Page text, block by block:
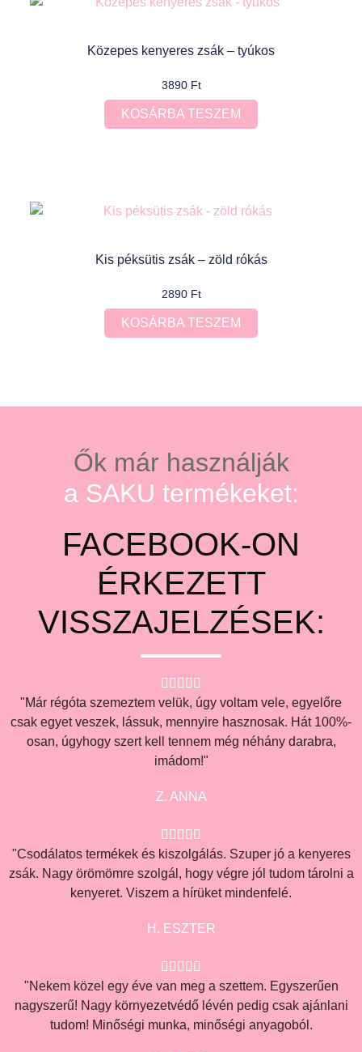
Közepes kenyeres zsák – tyúkos
3890 Ft
KOSÁRBA TESZEM
Kis péksütis zsák – zöld rókás
2890 Ft
KOSÁRBA TESZEM
Ők már használják
a SAKU termékeket:
FACEBOOK-ON
ÉRKEZETT
VISSZAJELZÉSEK:
    
"Már régóta szemeztem velük, úgy voltam vele, egyelőre
csak egyet veszek, lássuk, mennyire hasznosak. Hát 100%-
osan, úgyhogy szert kell tennem még néhány darabra,
imádom!"
Z. ANNA
    
"Csodálatos termékek és kiszolgálás. Szuper jó a kenyeres
zsák. Nagy örömömre szolgál, hogy végre jól tudom tárolni a
kenyeret. Viszem a hírüket mindenfelé.
H. ESZTER
    
"Nekem közel egy éve van meg a szettem. Egyszerűen
nagyszerű! Nagy környezetvédő lévén pedig csak ajánlani
tudom! Minőségi munka, minőségi anyagoból.